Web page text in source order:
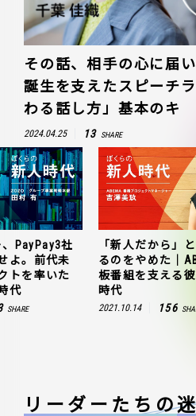
その話、相手の心に届
誕生を支えたスピーチ
わる話し方」基本のキ
2024.04.25 13 SHARE
PayPay3社
よ。前代未
トを率いた
代
SHARE
「新人だから」
るのをやめた｜
板番組を支える
時代
2021.10.14 156
リーダーたちの